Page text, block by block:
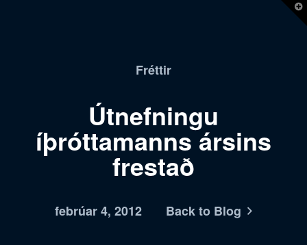
Fréttir
Útnefningu
íþróttamanns ársins
frestað
febrúar 4, 2012 Back to Blog